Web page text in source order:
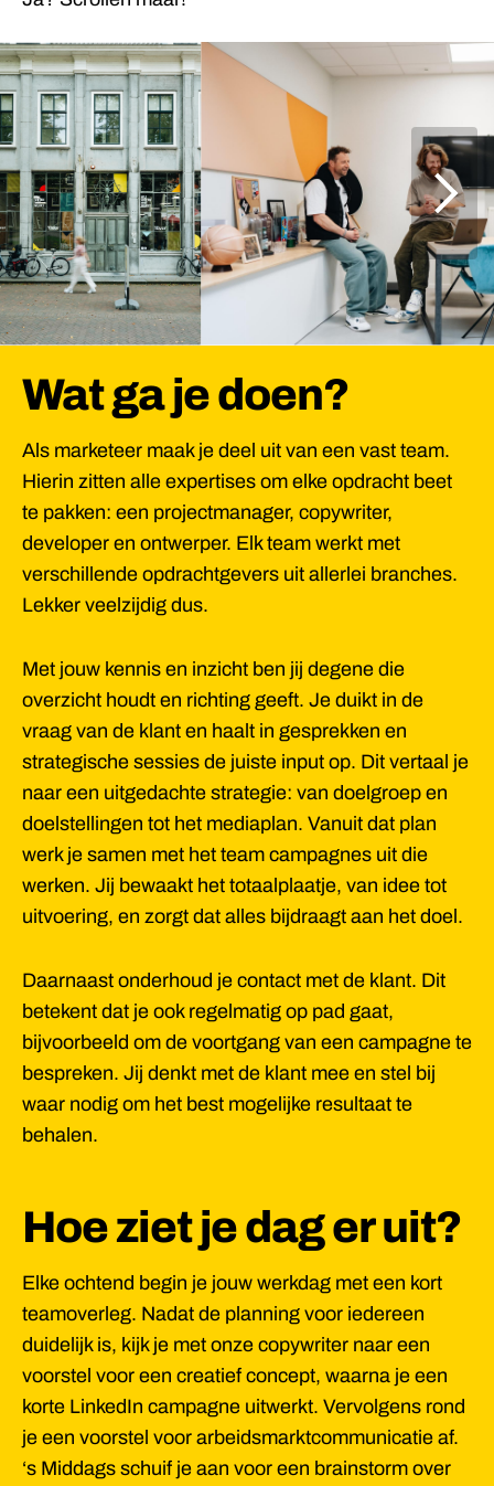
Wat ga je doen?
Als marketeer maak je deel uit van een vast team.
Hierin zitten alle expertises om elke opdracht beet
te pakken: een projectmanager, copywriter,
developer en ontwerper. Elk team werkt met
verschillende opdrachtgevers uit allerlei branches.
Lekker veelzijdig dus.
Met jouw kennis en inzicht ben jij degene die
overzicht houdt en richting geeft. Je duikt in de
vraag van de klant en haalt in gesprekken en
strategische sessies de juiste input op. Dit vertaal je
naar een uitgedachte strategie: van doelgroep en
doelstellingen tot het mediaplan. Vanuit dat plan
werk je samen met het team campagnes uit die
werken. Jij bewaakt het totaalplaatje, van idee tot
uitvoering, en zorgt dat alles bijdraagt aan het doel.
Daarnaast onderhoud je contact met de klant. Dit
betekent dat je ook regelmatig op pad gaat,
bijvoorbeeld om de voortgang van een campagne te
bespreken. Jij denkt met de klant mee en stel bij
waar nodig om het best mogelijke resultaat te
behalen.
Hoe ziet je dag er uit?
Elke ochtend begin je jouw werkdag met een kort
teamoverleg. Nadat de planning voor iedereen
duidelijk is, kijk je met onze copywriter naar een
voorstel voor een creatief concept, waarna je een
korte LinkedIn campagne uitwerkt. Vervolgens rond
je een voorstel voor arbeidsmarktcommunicatie af.
‘s Middags schuif je aan voor een brainstorm over